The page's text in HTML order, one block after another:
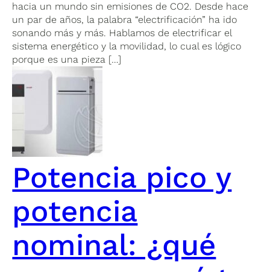
hacia un mundo sin emisiones de CO2. Desde hace
un par de años, la palabra “electrificación” ha ido
sonando más y más. Hablamos de electrificar el
sistema energético y la movilidad, lo cual es lógico
porque es una pieza […]
Potencia pico y
potencia
nominal: ¿qué